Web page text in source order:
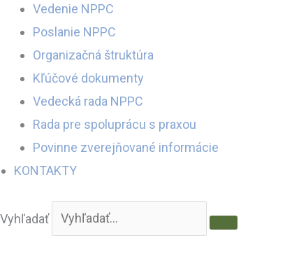
Vedenie NPPC
Poslanie NPPC
Organizačná štruktúra
Kľúčové dokumenty
Vedecká rada NPPC
Rada pre spoluprácu s praxou
Povinne zverejňované informácie
KONTAKTY
Vyhľadať